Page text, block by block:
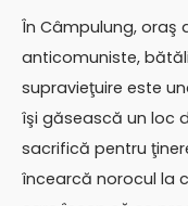
În Câmpulung, oraş
anticomuniste,
supravieţuire este
îşi găsească un loc
sacrifică pentru
încearcă norocul la